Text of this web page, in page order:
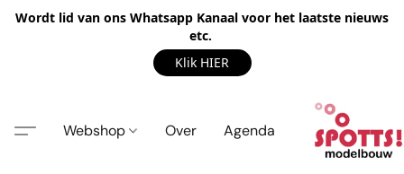
Wordt lid van ons Whatsapp Kanaal voor het laatste nieuws
etc.
Klik HIER
Webshop Over Agenda